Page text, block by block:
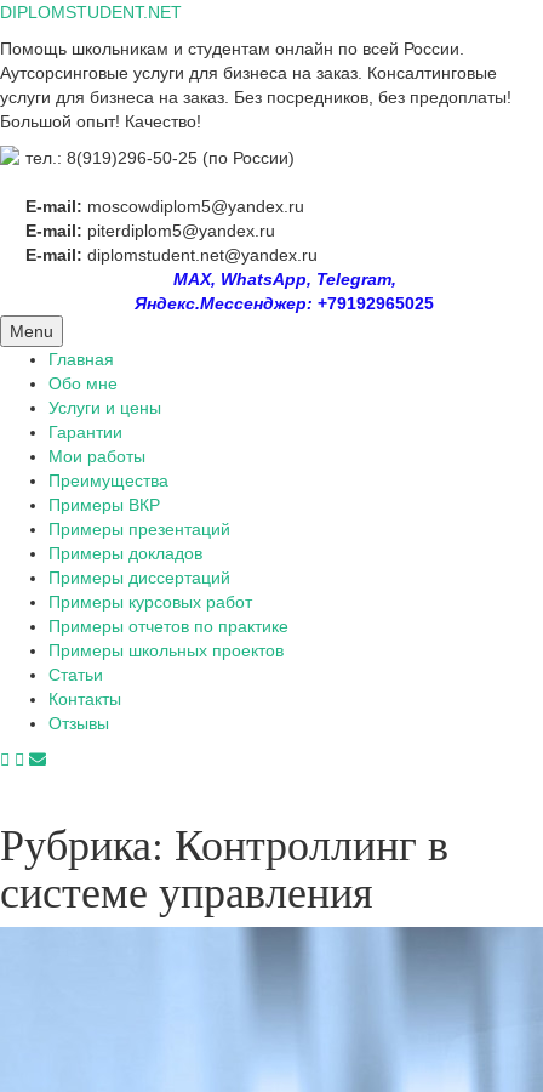
Skip
content
DIPLOMSTUDENT.NET
Помощь школьникам и студентам онлайн по всей России.
Аутсорсинговые услуги для бизнеса на заказ. Консалтинговые
услуги для бизнеса на заказ. Без посредников, без предоплаты!
Большой опыт! Качество!
тел.: 8(919)296-50-25 (по России)
E-mail: moscowdiplom5@yandex.ru
E-mail: piterdiplom5@yandex.ru
E-mail: diplomstudent.net@yandex.ru
MAX, WhatsApp, Telegram,
Яндекс.Мессенджер: +79192965025
Menu
Главная
Обо мне
Услуги и цены
Гарантии
Мои работы
Преимущества
Примеры ВКР
Примеры презентаций
Примеры докладов
Примеры диссертаций
Примеры курсовых работ
Примеры отчетов по практике
Примеры школьных проектов
Статьи
Контакты
Отзывы
Рубрика: Контроллинг в
системе управления